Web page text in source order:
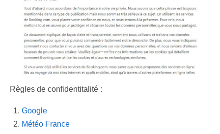
Règles de confidentitalité :
Google
Météo France